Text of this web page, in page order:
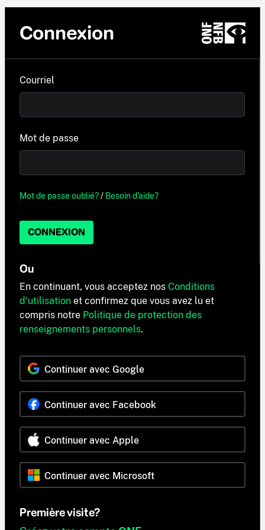
Connexion
Courriel
Mot de passe
Mot de passe oublié?/ Besoin d'aide?
CONNEXION
Ou
En continuant, vous acceptez nos Conditions
d'utilisation et confirmez que vous avez lu et
compris notre Politique de protection des
renseignements personnels.
Continuer avec Google
Continuer avec Facebook
Continuer avec Apple
Continuer avec Microsoft
Première visite?